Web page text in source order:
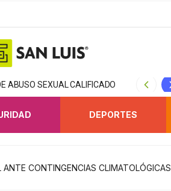
ABUSO SEXUAL CALIFICADO
DEPORTES
CONTINGENCIAS CLIMATOLÓGICAS